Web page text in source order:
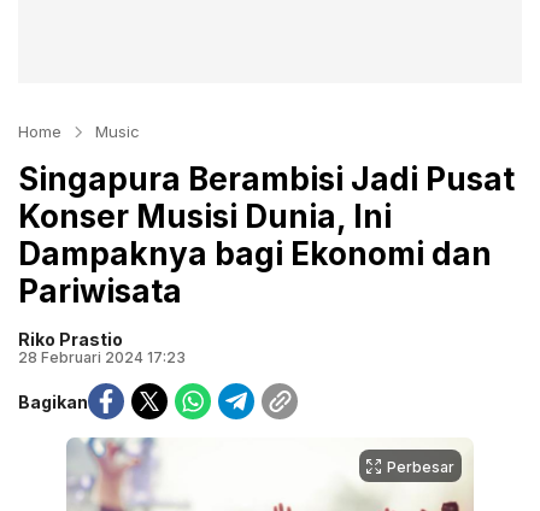
Home Music
Singapura Berambisi Jadi Pusat
Konser Musisi Dunia, Ini
Dampaknya bagi Ekonomi dan
Pariwisata
Riko Prastio
28 Februari 2024 17:23
Bagikan
Perbesar